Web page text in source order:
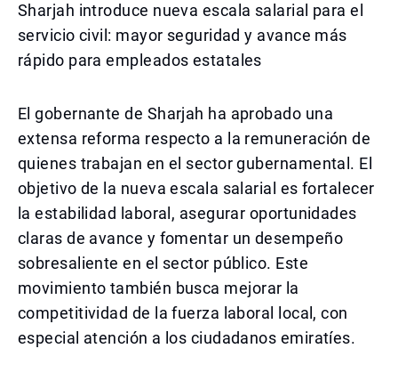
Sharjah introduce nueva escala salarial para el
servicio civil: mayor seguridad y avance más
rápido para empleados estatales
El gobernante de Sharjah ha aprobado una
extensa reforma respecto a la remuneración de
quienes trabajan en el sector gubernamental. El
objetivo de la nueva escala salarial es fortalecer
la estabilidad laboral, asegurar oportunidades
claras de avance y fomentar un desempeño
sobresaliente en el sector público. Este
movimiento también busca mejorar la
competitividad de la fuerza laboral local, con
especial atención a los ciudadanos emiratíes.